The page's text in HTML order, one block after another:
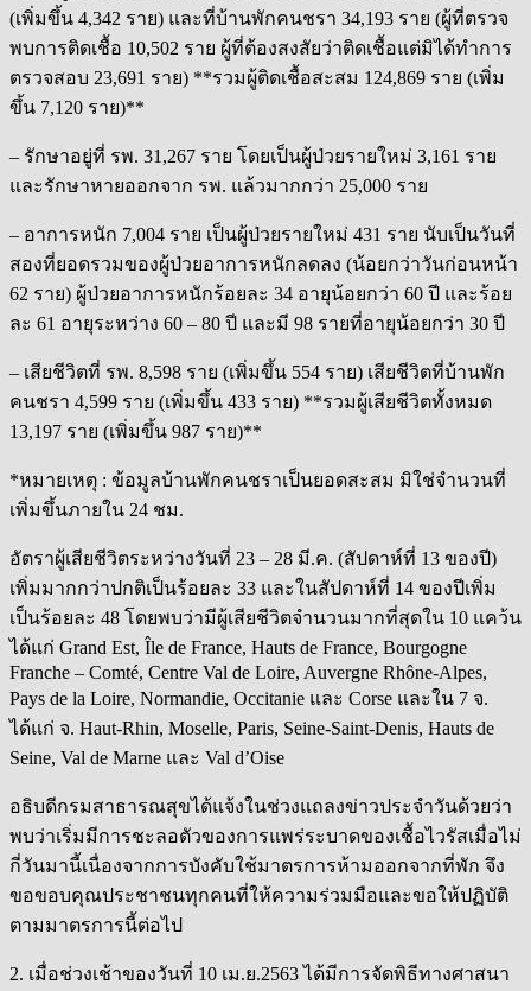
(เพิ่มขึ้น 4,342 ราย) และที่บ้านพักคนชรา 34,193 ราย (ผู้ที่ตรวจ
พบการติดเชื้อ 10,502 ราย ผู้ที่ต้องสงสัยว่าติดเชื้อแต่มิได้ทำการ
ตรวจสอบ 23,691 ราย) **รวมผู้ติดเชื้อสะสม 124,869 ราย (เพิ่ม
ขึ้น 7,120 ราย)**
– รักษาอยู่ที่ รพ. 31,267 ราย โดยเป็นผู้ป่วยรายใหม่ 3,161 ราย
และรักษาหายออกจาก รพ. แล้วมากกว่า 25,000 ราย
– อาการหนัก 7,004 ราย เป็นผู้ป่วยรายใหม่ 431 ราย นับเป็นวันที่
สองที่ยอดรวมของผู้ป่วยอาการหนักลดลง (น้อยกว่าวันก่อนหน้า
62 ราย) ผู้ป่วยอาการหนักร้อยละ 34 อายุน้อยกว่า 60 ปี และร้อย
ละ 61 อายุระหว่าง 60 – 80 ปี และมี 98 รายที่อายุน้อยกว่า 30 ปี
– เสียชีวิตที่ รพ. 8,598 ราย (เพิ่มขึ้น 554 ราย) เสียชีวิตที่บ้านพัก
คนชรา 4,599 ราย (เพิ่มขึ้น 433 ราย) **รวมผู้เสียชีวิตทั้งหมด
13,197 ราย (เพิ่มขึ้น 987 ราย)**
*หมายเหตุ : ข้อมูลบ้านพักคนชราเป็นยอดสะสม มิใช่จำนวนที่
เพิ่มขึ้นภายใน 24 ชม.
อัตราผู้เสียชีวิตระหว่างวันที่ 23 – 28 มี.ค. (สัปดาห์ที่ 13 ของปี)
เพิ่มมากกว่าปกติเป็นร้อยละ 33 และในสัปดาห์ที่ 14 ของปีเพิ่ม
เป็นร้อยละ 48 โดยพบว่ามีผู้เสียชีวิตจำนวนมากที่สุดใน 10 แคว้น
ได้แก่ Grand Est, Île de France, Hauts de France, Bourgogne
Franche – Comté, Centre Val de Loire, Auvergne Rhône-Alpes,
Pays de la Loire, Normandie, Occitanie และ Corse และใน 7 จ.
ได้แก่ จ. Haut-Rhin, Moselle, Paris, Seine-Saint-Denis, Hauts de
Seine, Val de Marne และ Val d’Oise
อธิบดีกรมสาธารณสุขได้แจ้งในช่วงแถลงข่าวประจำวันด้วยว่า
พบว่าเริ่มมีการชะลอตัวของการแพร่ระบาดของเชื้อไวรัสเมื่อไม่
กี่วันมานี้เนื่องจากการบังคับใช้มาตรการห้ามออกจากที่พัก จึง
ขอขอบคุณประชาชนทุกคนที่ให้ความร่วมมือและขอให้ปฏิบัติ
ตามมาตรการนี้ต่อไป
2. เมื่อช่วงเช้าของวันที่ 10 เม.ย.2563 ได้มีการจัดพิธีทางศาสนา